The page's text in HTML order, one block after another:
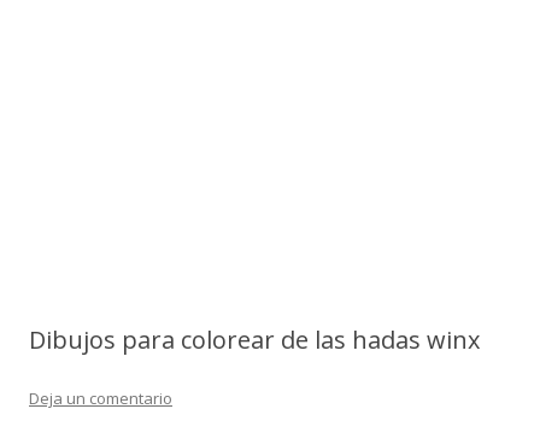
Dibujos para colorear de las hadas winx
Deja un comentario